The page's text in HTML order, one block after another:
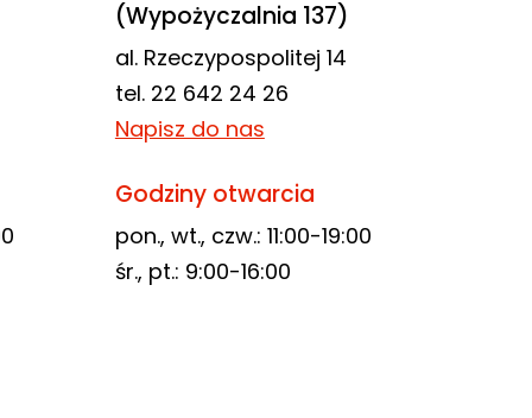
(Wypożyczalnia 137)
al. Rzeczypospolitej 14
tel. 22 642 24 26
Napisz do nas
Godziny otwarcia
pon., wt., czw.: 11:00-19:00
śr., pt.: 9:00-16:00